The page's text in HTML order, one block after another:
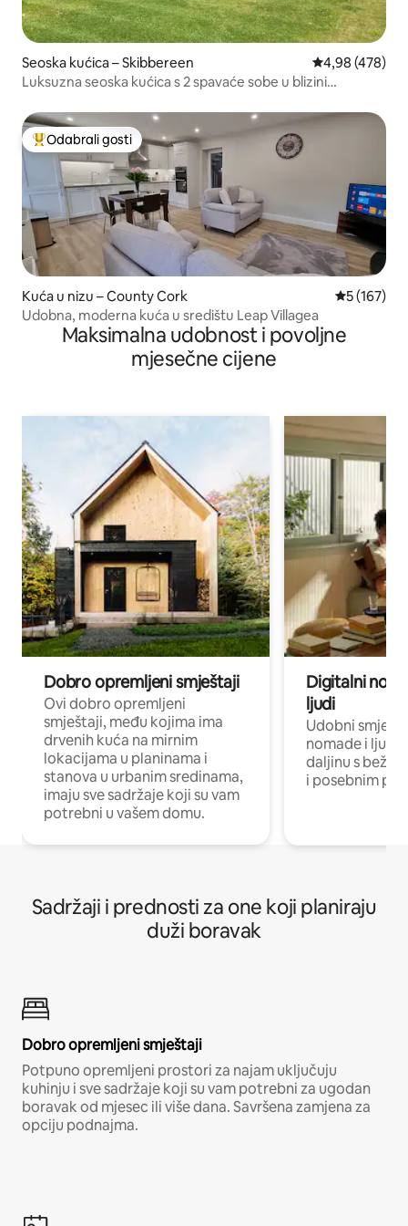
Seoska kućica – Skibbereen Prosječna
4,98 (478)
Luksuzna seoska kućica s 2 spavaće sobe u blizini
Među najviše rangiranima s oznakom „Odabrali gosti”
Odabrali gosti
Kuća u nizu – County Cork Prosječna
5 (167)
Udobna, moderna kuća u središtu Leap Villagea
Maksimalna udobnost i povoljne
mjesečne cijene
Dobro opremljeni smještaji
Ovi dobro opremljeni
smještaji, među kojima ima
drvenih kuća na mirnim
lokacijama u planinama i
stanova u urbanim sredinama,
imaju sve sadržaje koji su vam
potrebni u vašem domu.
Digitalni
ljudi
Udobni
nomade i ljude
daljinu s
i posebnim
Sadržaji i prednosti za one koji planiraju
duži boravak
Dobro opremljeni smještaji
Potpuno opremljeni prostori za najam uključuju
kuhinju i sve sadržaje koji su vam potrebni za ugodan
boravak od mjesec ili više dana. Savršena zamjena za
opciju podnajma.